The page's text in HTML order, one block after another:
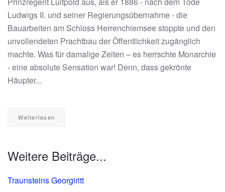
Ludwigs II. und seiner Regierungsübernahme - die
Bauarbeiten am Schloss Herrenchiemsee stoppte und den
unvollendeten Prachtbau der Öffentlichkeit zugänglich
machte. Was für damalige Zeiten – es herrschte Monarchie
- eine absolute Sensation war! Denn, dass gekrönte
Häupter...
Weiterlesen
Weitere Beiträge...
Traunsteins Georgiritt